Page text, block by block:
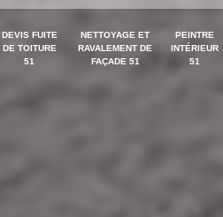
DEVIS FUITE
DE TOITURE
51
NETTOYAGE ET
RAVALEMENT DE
FAÇADE 51
PEINTRE
INTÉRIEUR
51